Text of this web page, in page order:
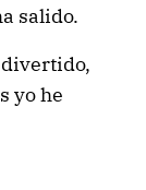
salido.
divertido,
yo he